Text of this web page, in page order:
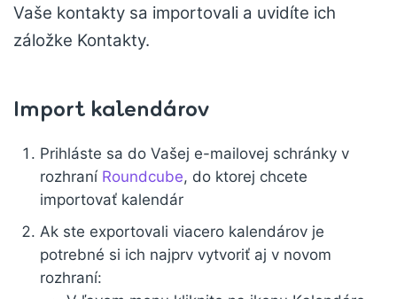
Vaše kontakty sa importovali a uvidíte ich
záložke Kontakty.
Import kalendárov
Prihláste sa do Vašej e-mailovej schránky v
rozhraní Roundcube, do ktorej chcete
importovať kalendár
Ak ste exportovali viacero kalendárov je
potrebné si ich najprv vytvoriť aj v novom
rozhraní: